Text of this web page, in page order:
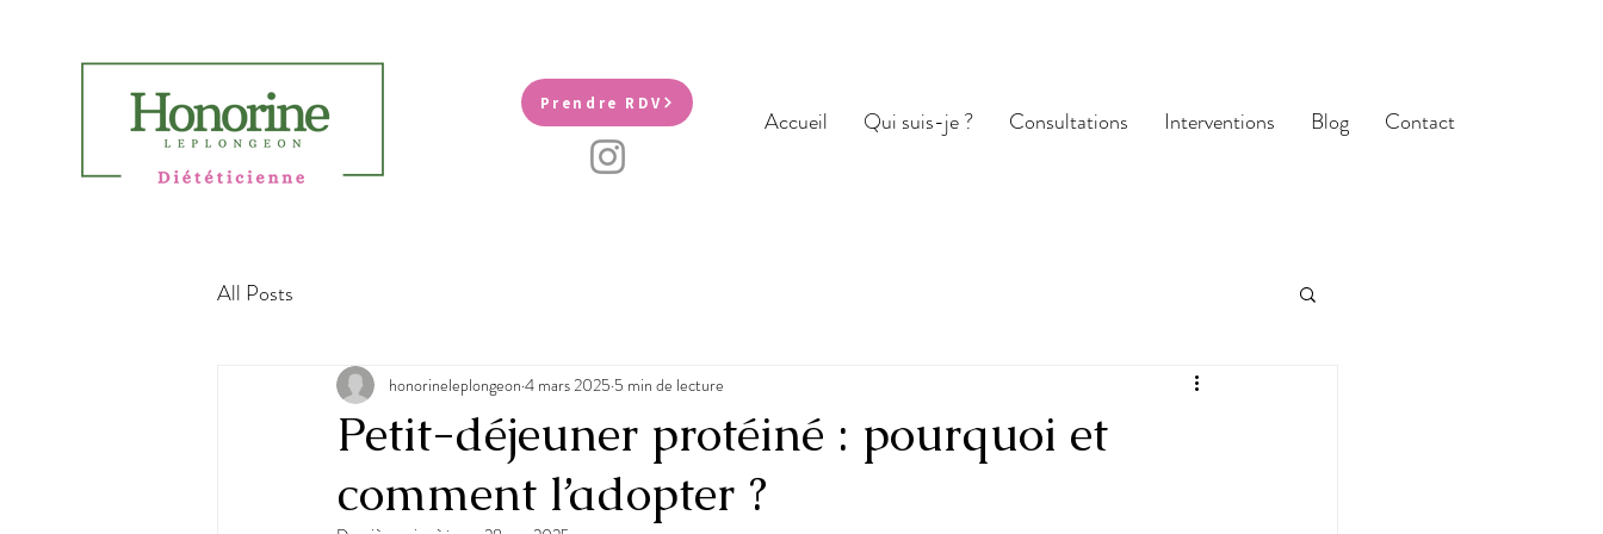
Accueil Qui suis-je ? Consultations Interventions Blog Contact
Prendre RDV
All Posts
Petit-déjeuner protéiné : pourquoi et
comment l’adopter ?
honorineleplongeon 4 mars 2025 5 min de lecture